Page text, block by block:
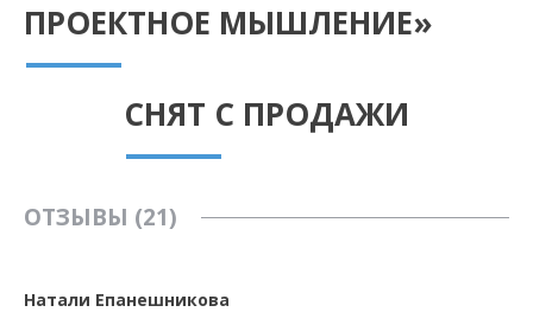
ПРОЕКТНОЕ МЫШЛЕНИЕ»
СНЯТ С ПРОДАЖИ
ОТЗЫВЫ (21)
Натали Епанешникова